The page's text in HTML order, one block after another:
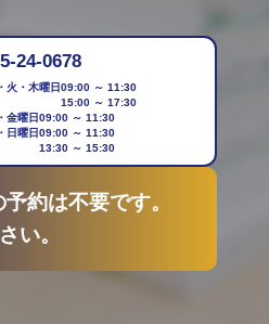
24-0678
火・木曜日09:00 ～ 11:30
15:00 ～ 17:30
金曜日09:00 ～ 11:30
日曜日09:00 ～ 11:30
13:30 ～ 15:30
約は不要です。
い。